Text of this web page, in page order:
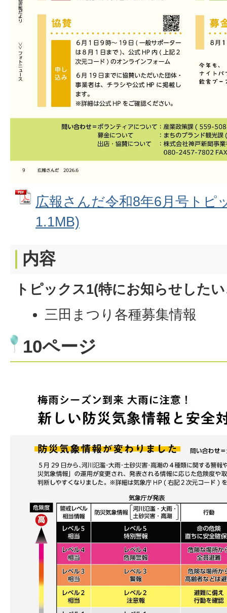
広報さんだ令和8年6月号トピ
1.1MB)
内容
トピックス1(特にお知らせした
三田まつり各種募集情報
10ページ